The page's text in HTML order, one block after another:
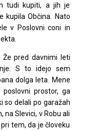
tudi kupiti, a jih je
kupila Občina. Nato
v Poslovni coni in
Že pred davnimi leti
S to idejo sem
dolga leta. Mene
prostor, ga
so delali po garažah
na Slevici, v Robu ali
tem, da je človeku